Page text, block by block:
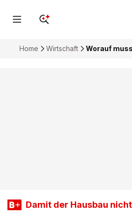
Home Wirtschaft Worauf
Damit der Hausbau